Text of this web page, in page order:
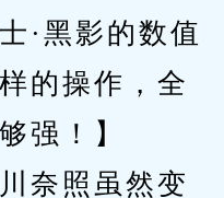
黑影的数值
的操作，全
强！】
照虽然变